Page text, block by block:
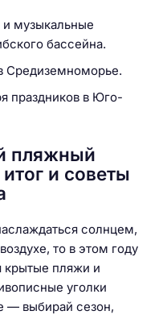
музыкальные
бассейна.
Средиземноморье.
праздников в Юго-
пляжный
и советы
солнцем,
то в этом году
крытые пляжи и
уголки
— выбирай сезон,